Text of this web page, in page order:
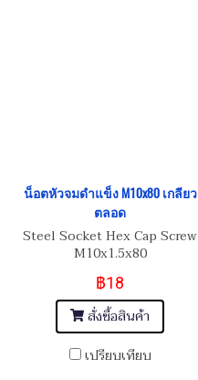
น็อตหัวจมดำแข็ง M10x80 เกลียว
ตลอด
Steel Socket Hex Cap Screw
M10x1.5x80
฿18
สั่งซื้อสินค้า
เปรียบเทียบ